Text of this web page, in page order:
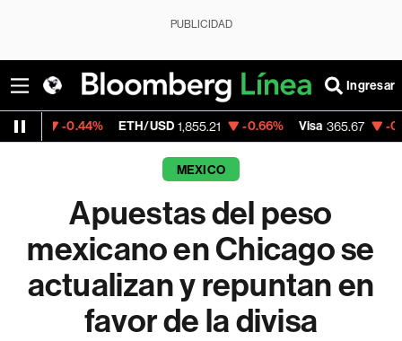
PUBLICIDAD
Ingresar
ETH/USD 1,855.21 -0.66% Visa 365.67 -0.13%
MEXICO
Apuestas del peso
mexicano en Chicago se
actualizan y repuntan en
favor de la divisa